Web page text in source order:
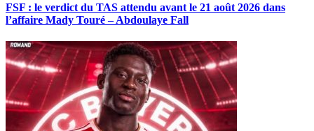
FSF : le verdict du TAS attendu avant le 21 août 2026 dans
l’affaire Mady Touré – Abdoulaye Fall